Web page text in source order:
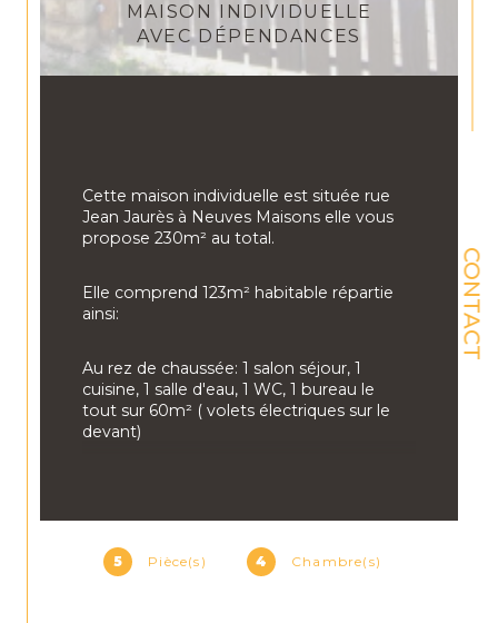
CONTACT
MAISON INDIVIDUELLE
AVEC DÉPENDANCES
5 Pièce(s) 4 Chambre(s)
Cette maison individuelle est située rue
Jean Jaurès à Neuves Maisons elle vous
propose 230m² au total.
Elle comprend 123m² habitable répartie
ainsi:
Au rez de chaussée: 1 salon séjour, 1
cuisine, 1 salle d'eau, 1 WC, 1 bureau le
tout sur 60m² ( volets électriques sur le
devant)